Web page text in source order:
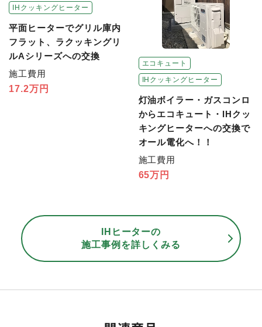
IHクッキングヒーター
平面ヒーターでグリル庫内
フラット、ラクッキングリ
ルAシリーズへの交換
施工費用
17.2万円
エコキュート
IHクッキングヒーター
灯油ボイラー・ガスコンロ
からエコキュート・IHクッ
キングヒーターへの交換で
オール電化へ！！
施工費用
65万円
IHヒーターの
施工事例を詳しくみる